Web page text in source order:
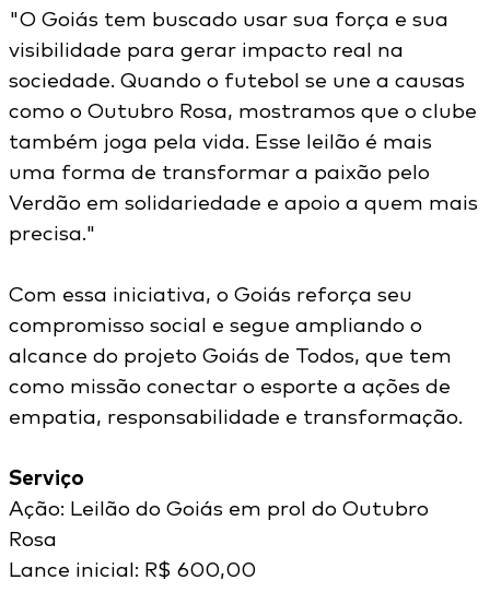
"O Goiás tem buscado usar sua força e sua
visibilidade para gerar impacto real na
sociedade. Quando o futebol se une a causas
como o Outubro Rosa, mostramos que o clube
também joga pela vida. Esse leilão é mais
uma forma de transformar a paixão pelo
Verdão em solidariedade e apoio a quem mais
precisa."
Com essa iniciativa, o Goiás reforça seu
compromisso social e segue ampliando o
alcance do projeto Goiás de Todos, que tem
como missão conectar o esporte a ações de
empatia, responsabilidade e transformação.
Serviço
Ação: Leilão do Goiás em prol do Outubro
Rosa
Lance inicial: R$ 600,00